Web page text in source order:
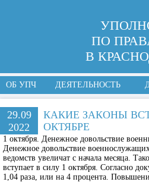
ПО
В
ОБ УПЧ ДЕЯТЕЛЬНОСТЬ
29.09
2022
КАКИЕ ЗАКОНЫ
ОКТЯБРЕ
1 октября. Денежное довольствие
Денежное довольствие
ведомств увеличат с начала месяца.
вступает в силу 1 октября. Согласно
1,04 раза, или на 4 процента.